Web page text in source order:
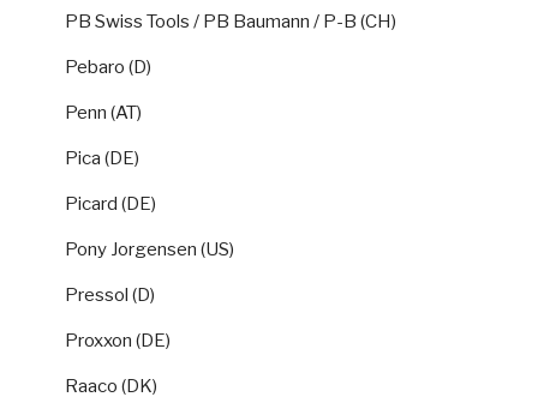
PB Swiss Tools / PB Baumann / P-B (CH)
Pebaro (D)
Penn (AT)
Pica (DE)
Picard (DE)
Pony Jorgensen (US)
Pressol (D)
Proxxon (DE)
Raaco (DK)